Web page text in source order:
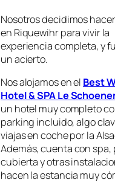
Nosotros decidimos
en Riquewihr para vivir la
experiencia completa, y
un acierto.
Nos alojamos en el Best
Hotel & SPA Le
un hotel muy completo
parking incluido, algo
viajas en coche por la
Además, cuenta con spa,
cubierta y otras
hacen la estancia muy